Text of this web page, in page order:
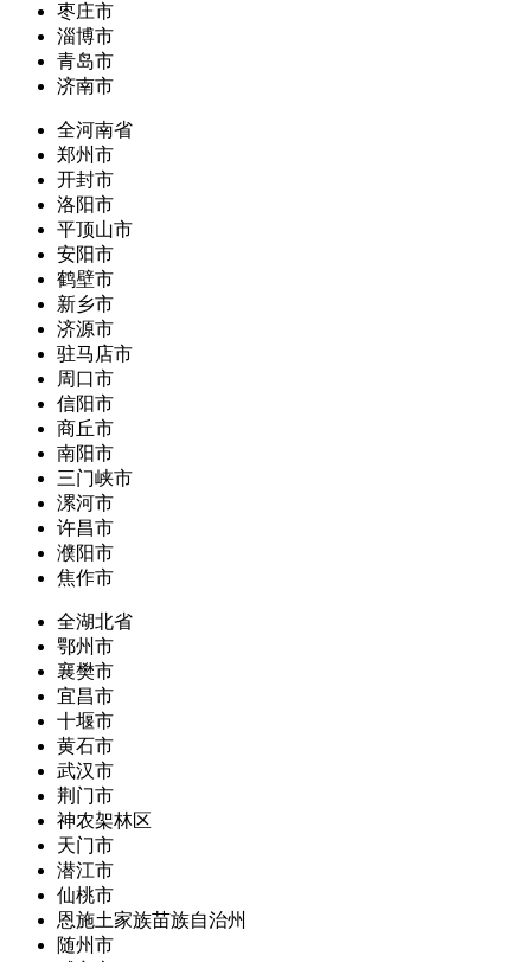
枣庄市
淄博市
青岛市
济南市
全河南省
郑州市
开封市
洛阳市
平顶山市
安阳市
鹤壁市
新乡市
济源市
驻马店市
周口市
信阳市
商丘市
南阳市
三门峡市
漯河市
许昌市
濮阳市
焦作市
全湖北省
鄂州市
襄樊市
宜昌市
十堰市
黄石市
武汉市
荆门市
神农架林区
天门市
潜江市
仙桃市
恩施土家族苗族自治州
随州市